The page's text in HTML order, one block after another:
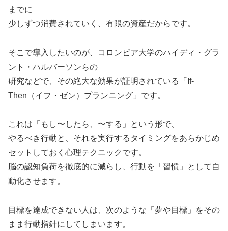
までに
少しずつ消費されていく、有限の資産だからです。
そこで導入したいのが、コロンビア大学のハイディ・グラ
ント・ハルバーソンらの
研究などで、その絶大な効果が証明されている「If-
Then（イフ・ゼン）プランニング」です。
これは「もし〜したら、〜する」という形で、
やるべき行動と、それを実行するタイミングをあらかじめ
セットしておく心理テクニックです。
脳の認知負荷を徹底的に減らし、行動を「習慣」として自
動化させます。
目標を達成できない人は、次のような「夢や目標」をその
まま行動指針にしてしまいます。